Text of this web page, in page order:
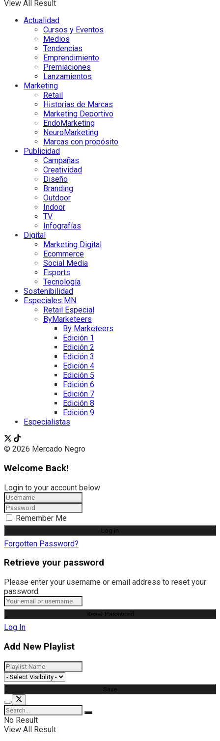
View All Result
Actualidad
Cursos y Eventos
Medios
Tendencias
Emprendimiento
Premiaciones
Lanzamientos
Marketing
Retail
Historias de Marcas
Marketing Deportivo
EndoMarketing
NeuroMarketing
Marcas con propósito
Publicidad
Campañas
Creatividad
Diseño
Branding
Outdoor
Indoor
TV
Infografías
Digital
Marketing Digital
Ecommerce
Social Media
Esports
Tecnología
Sostenibilidad
Especiales MN
Retail Especial
ByMarketeers
By Marketeers
Edición 1
Edición 2
Edición 3
Edición 4
Edición 5
Edición 6
Edición 7
Edición 8
Edición 9
Especialistas
© 2026 Mercado Negro
Welcome Back!
Login to your account below
Remember Me
Forgotten Password?
Retrieve your password
Please enter your username or email address to reset your
password.
Log In
Add New Playlist
No Result
View All Result